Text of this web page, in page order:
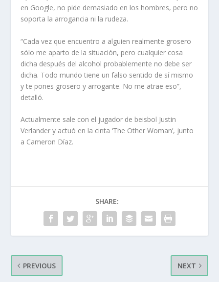
en Google, no pide demasiado en los hombres, pero no
soporta la arrogancia ni la rudeza.
“Cada vez que encuentro a alguien realmente grosero
sólo me aparto de la situación, pero cualquier cosa
dicha después del alcohol probablemente no debe ser
dicha. Todo mundo tiene un falso sentido de sí mismo
y te pones grosero y arrogante. No me atrae eso”,
detalló.
Actualmente sale con el jugador de beisbol Justin
Verlander y actuó en la cinta ‘The Other Woman’, junto
a Cameron Díaz.
SHARE:
PREVIOUS NEXT